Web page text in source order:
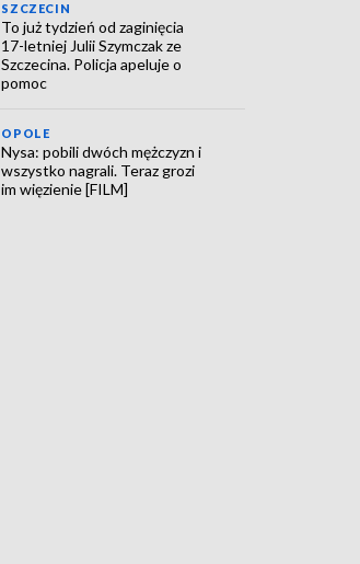
SZCZECIN
To już tydzień od zaginięcia
17-letniej Julii Szymczak ze
Szczecina. Policja apeluje o
pomoc
OPOLE
Nysa: pobili dwóch mężczyzn i
wszystko nagrali. Teraz grozi
im więzienie [FILM]